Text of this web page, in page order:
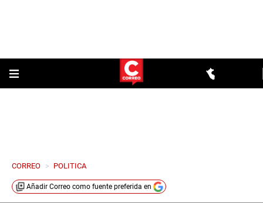
CORREO > POLITICA
Añadir Correo como fuente preferida en